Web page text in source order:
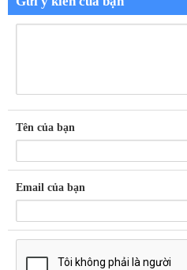
Tên của bạn
Email của bạn